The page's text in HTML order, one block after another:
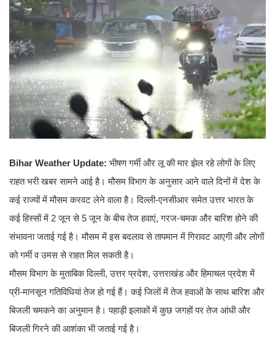
Bihar Weather Update: भीषण गर्मी और लू की मार झेल रहे लोगों के लिए
राहत भरी खबर सामने आई है। मौसम विभाग के अनुसार आने वाले दिनों में देश के
कई राज्यों में मौसम करवट लेने वाला है। दिल्ली-एनसीआर समेत उत्तर भारत के
कई हिस्सों में 2 जून से 5 जून के बीच तेज हवाएं, गरज-चमक और बारिश होने की
संभावना जताई गई है। मौसम में इस बदलाव से तापमान में गिरावट आएगी और लोगों
को गर्मी व उमस से राहत मिल सकती है।
मौसम विभाग के मुताबिक दिल्ली, उत्तर प्रदेश, उत्तराखंड और हिमाचल प्रदेश में
प्री-मानसून गतिविधियां तेज हो गई हैं। कई जिलों में तेज हवाओं के साथ बारिश और
बिजली चमकने का अनुमान है। पहाड़ी इलाकों में कुछ जगहों पर तेज आंधी और
बिजली गिरने की आशंका भी जताई गई है।